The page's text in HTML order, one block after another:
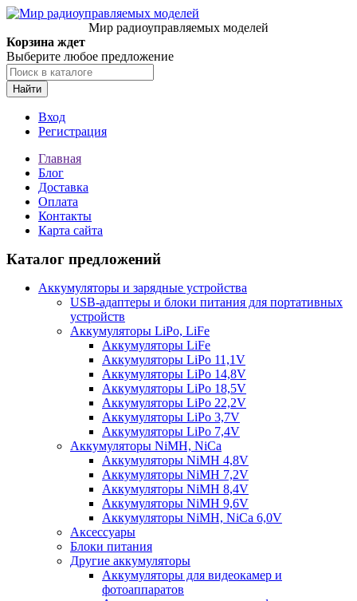
Мир радиоуправляемых моделей
Корзина ждет
Выберите любое предложение
Найти
Вход
Регистрация
Главная
Блог
Доставка
Оплата
Контакты
Карта сайта
Каталог предложений
Аккумуляторы и зарядные устройства
USB-адаптеры и блоки питания для портативных
устройств
Аккумуляторы LiPo, LiFe
Аккумуляторы LiFe
Аккумуляторы LiPo 11,1V
Аккумуляторы LiPo 14,8V
Аккумуляторы LiPo 18,5V
Аккумуляторы LiPo 22,2V
Аккумуляторы LiPo 3,7V
Аккумуляторы LiPo 7,4V
Аккумуляторы NiMH, NiCa
Аккумуляторы NiMH 4,8V
Аккумуляторы NiMH 7,2V
Аккумуляторы NiMH 8,4V
Аккумуляторы NiMH 9,6V
Аккумуляторы NiMH, NiCa 6,0V
Аксессуары
Блоки питания
Другие аккумуляторы
Аккумуляторы для видеокамер и
фотоаппаратов